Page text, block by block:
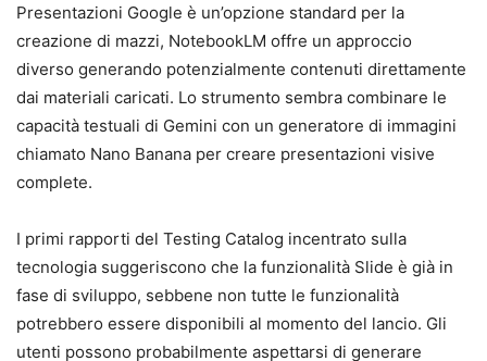
Presentazioni Google è un’opzione standard per la
creazione di mazzi, NotebookLM offre un approccio
diverso generando potenzialmente contenuti direttamente
dai materiali caricati. Lo strumento sembra combinare le
capacità testuali di Gemini con un generatore di immagini
chiamato Nano Banana per creare presentazioni visive
complete.
I primi rapporti del Testing Catalog incentrato sulla
tecnologia suggeriscono che la funzionalità Slide è già in
fase di sviluppo, sebbene non tutte le funzionalità
potrebbero essere disponibili al momento del lancio. Gli
utenti possono probabilmente aspettarsi di generare